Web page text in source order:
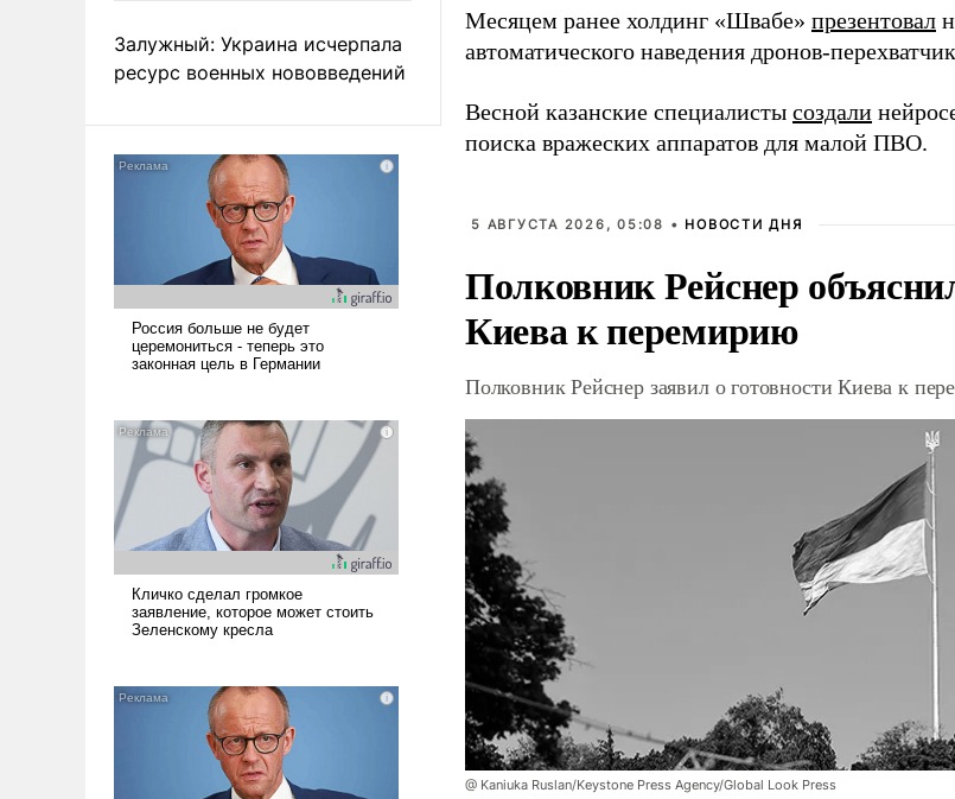
Залужный: Украина исчерпала
ресурс военных нововведений
Месяцем ранее холдинг «Швабе» презентовал
автоматического наведения дронов-
Весной казанские специалисты создали
поиска вражеских аппаратов для малой ПВО.
5 АВГУСТА 2026, 05:08 • НОВОСТИ ДНЯ
Полковник Рейснер
Киева к перемирию
Полковник Рейснер заявил о готовности Киева к
@ Kaniuka Ruslan/Keystone Press Agency/Global Look Press